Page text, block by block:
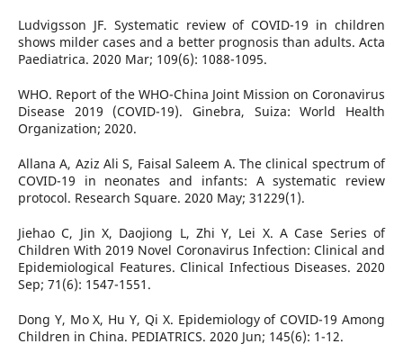
Ludvigsson JF. Systematic review of COVID-19 in children
shows milder cases and a better prognosis than adults. Acta
Paediatrica. 2020 Mar; 109(6): 1088-1095.
WHO. Report of the WHO-China Joint Mission on Coronavirus
Disease 2019 (COVID-19). Ginebra, Suiza: World Health
Organization; 2020.
Allana A, Aziz Ali S, Faisal Saleem A. The clinical spectrum of
COVID-19 in neonates and infants: A systematic review
protocol. Research Square. 2020 May; 31229(1).
Jiehao C, Jin X, Daojiong L, Zhi Y, Lei X. A Case Series of
Children With 2019 Novel Coronavirus Infection: Clinical and
Epidemiological Features. Clinical Infectious Diseases. 2020
Sep; 71(6): 1547-1551.
Dong Y, Mo X, Hu Y, Qi X. Epidemiology of COVID-19 Among
Children in China. PEDIATRICS. 2020 Jun; 145(6): 1-12.